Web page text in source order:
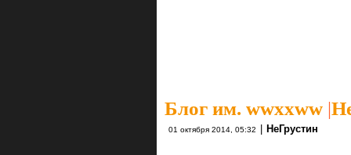
Блог им. wwxxww |
01 октября 2014, 05:32 | НеГрустин